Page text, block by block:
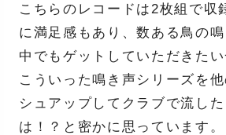
こちらのレコードは2枚組で収
に満足感もあり、数ある鳥の
中でもゲットしていただきた
こういった鳴き声シリーズを
シュアップしてクラブで流し
は！？と密かに思っています。